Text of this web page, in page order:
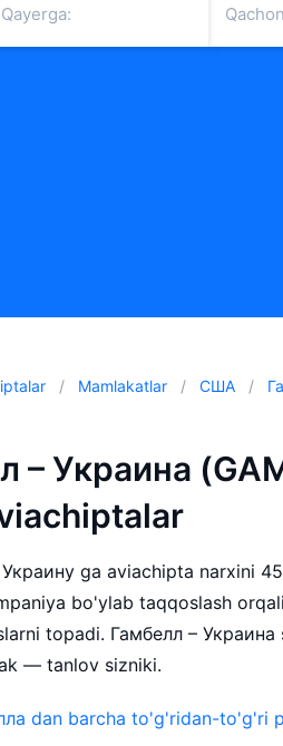
Qachon
Mamlakatlar США
– Украина
Украину ga aviachipta narxini
bo'ylab taqqoslash
topadi. Гамбелл –
— tanlov sizniki.
dan barcha to'g'ridan-to'g'ri